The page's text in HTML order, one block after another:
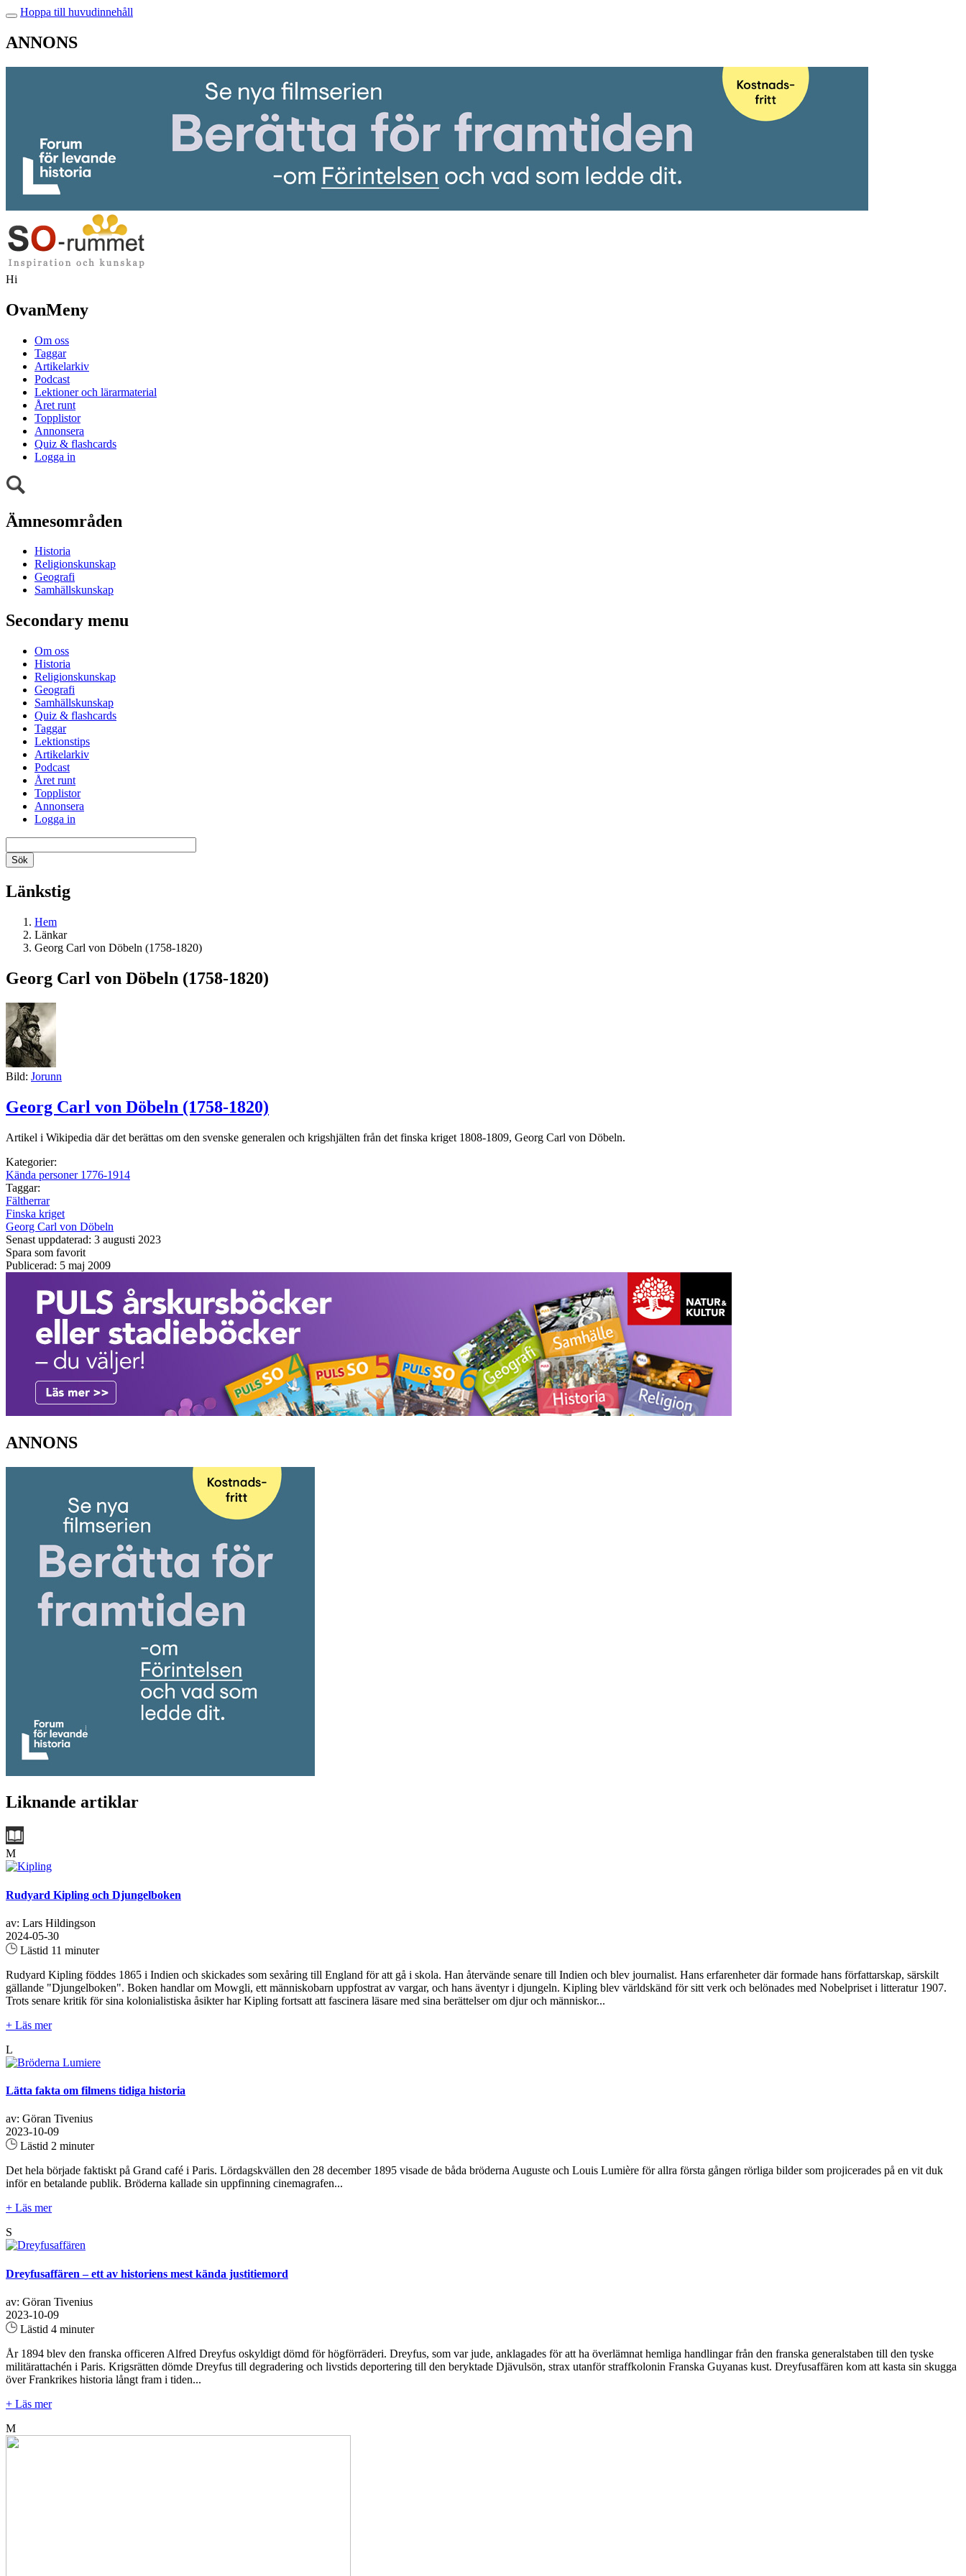
Hoppa till huvudinnehåll
ANNONS
Hi
OvanMeny
Om oss
Taggar
Artikelarkiv
Podcast
Lektioner och lärarmaterial
Året runt
Topplistor
Annonsera
Quiz & flashcards
Logga in
Ämnesområden
Historia
Religionskunskap
Geografi
Samhällskunskap
Secondary menu
Om oss
Historia
Religionskunskap
Geografi
Samhällskunskap
Quiz & flashcards
Taggar
Lektionstips
Artikelarkiv
Podcast
Året runt
Topplistor
Annonsera
Logga in
Länkstig
Hem
Länkar
Georg Carl von Döbeln (1758-1820)
Georg Carl von Döbeln (1758-1820)
Bild: Jorunn
Georg Carl von Döbeln (1758-1820)
Artikel i Wikipedia där det berättas om den svenske generalen och krigshjälten från det finska kriget 1808-1809, Georg Carl von Döbeln.
Kategorier:
Kända personer 1776-1914
Taggar:
Fältherrar
Finska kriget
Georg Carl von Döbeln
Senast uppdaterad: 3 augusti 2023
Spara som favorit
Publicerad: 5 maj 2009
ANNONS
Liknande artiklar
M
Rudyard Kipling och Djungelboken
av: Lars Hildingson
2024-05-30
Lästid 11 minuter
Rudyard Kipling föddes 1865 i Indien och skickades som sexåring till England för att gå i skola. Han återvände senare till Indien och blev journalist. Hans erfarenheter där formade hans författarskap, särskilt
gällande "Djungelboken". Boken handlar om Mowgli, ett människobarn uppfostrat av vargar, och hans äventyr i djungeln. Kipling blev världskänd för sitt verk och belönades med Nobelpriset i litteratur 1907.
Trots senare kritik för sina kolonialistiska åsikter har Kipling fortsatt att fascinera läsare med sina berättelser om djur och människor...
+ Läs mer
L
Lätta fakta om filmens tidiga historia
av: Göran Tivenius
2023-10-09
Lästid 2 minuter
Det hela började faktiskt på Grand café i Paris. Lördagskvällen den 28 december 1895 visade de båda bröderna Auguste och Louis Lumière för allra första gången rörliga bilder som projicerades på en vit duk
inför en betalande publik. Bröderna kallade sin uppfinning cinemagrafen...
+ Läs mer
S
Dreyfusaffären – ett av historiens mest kända justitiemord
av: Göran Tivenius
2023-10-09
Lästid 4 minuter
År 1894 blev den franska officeren Alfred Dreyfus oskyldigt dömd för högförräderi. Dreyfus, som var jude, anklagades för att ha överlämnat hemliga handlingar från den franska generalstaben till den tyske
militärattachén i Paris. Krigsrätten dömde Dreyfus till degradering och livstids deportering till den beryktade Djävulsön, strax utanför straffkolonin Franska Guyanas kust. Dreyfusaffären kom att kasta sin skugga
över Frankrikes historia långt fram i tiden...
+ Läs mer
M